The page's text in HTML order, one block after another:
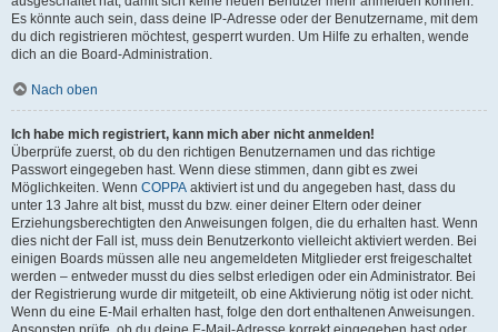
Es könnte auch sein, dass deine IP-Adresse oder der Benutzername, mit dem
du dich registrieren möchtest, gesperrt wurden. Um Hilfe zu erhalten, wende
dich an die Board-Administration.
Nach oben
Ich habe mich registriert, kann mich aber nicht anmelden!
Überprüfe zuerst, ob du den richtigen Benutzernamen und das richtige
Passwort eingegeben hast. Wenn diese stimmen, dann gibt es zwei
Möglichkeiten. Wenn COPPA aktiviert ist und du angegeben hast, dass du
unter 13 Jahre alt bist, musst du bzw. einer deiner Eltern oder deiner
Erziehungsberechtigten den Anweisungen folgen, die du erhalten hast. Wenn
dies nicht der Fall ist, muss dein Benutzerkonto vielleicht aktiviert werden. Bei
einigen Boards müssen alle neu angemeldeten Mitglieder erst freigeschaltet
werden – entweder musst du dies selbst erledigen oder ein Administrator. Bei
der Registrierung wurde dir mitgeteilt, ob eine Aktivierung nötig ist oder nicht.
Wenn du eine E-Mail erhalten hast, folge den dort enthaltenen Anweisungen.